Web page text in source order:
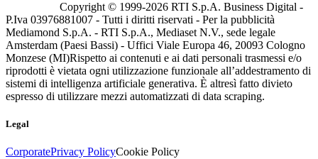
Copyright © 1999-2026 RTI S.p.A. Business Digital -
P.Iva 03976881007 - Tutti i diritti riservati - Per la pubblicità
Mediamond S.p.A. - RTI S.p.A., Mediaset N.V., sede legale
Amsterdam (Paesi Bassi) - Uffici Viale Europa 46, 20093 Cologno
Monzese (MI)Rispetto ai contenuti e ai dati personali trasmessi e/o
riprodotti è vietata ogni utilizzazione funzionale all’addestramento di
sistemi di intelligenza artificiale generativa. È altresì fatto divieto
espresso di utilizzare mezzi automatizzati di data scraping.
Legal
CorporatePrivacy PolicyCookie Policy